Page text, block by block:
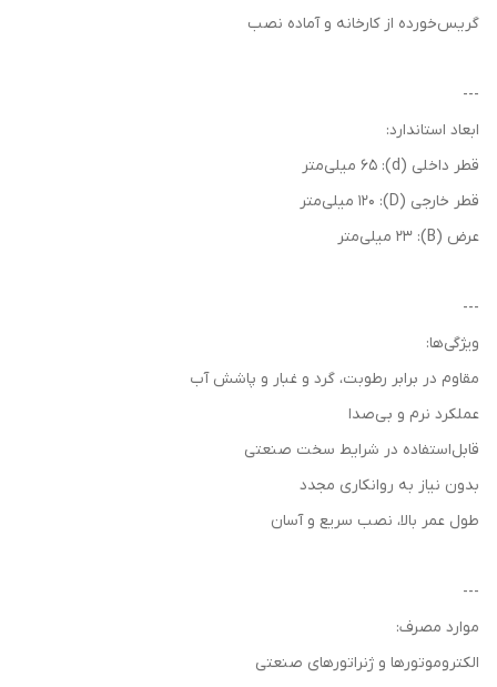
گریس‌خورده از کارخانه و آماده نصب
---
ابعاد استاندارد:
قطر داخلی (d): 65 میلی‌متر
قطر خارجی (D): 120 میلی‌متر
عرض (B): 23 میلی‌متر
---
ویژگی‌ها:
مقاوم در برابر رطوبت، گرد و غبار و پاشش آب
عملکرد نرم و بی‌صدا
قابل‌استفاده در شرایط سخت صنعتی
بدون نیاز به روانکاری مجدد
طول عمر بالا، نصب سریع و آسان
---
موارد مصرف:
الکتروموتورها و ژنراتورهای صنعتی